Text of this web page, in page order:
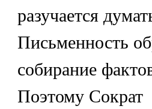
разучается
Письменность
собирание
Поэтому Сократ